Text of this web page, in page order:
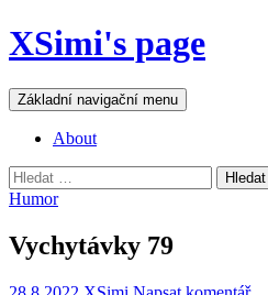
Přejít
k
webu
XSimi's page
Hledat
Základní navigační menu
About
Vyhledávání
Humor
Vychytávky 79